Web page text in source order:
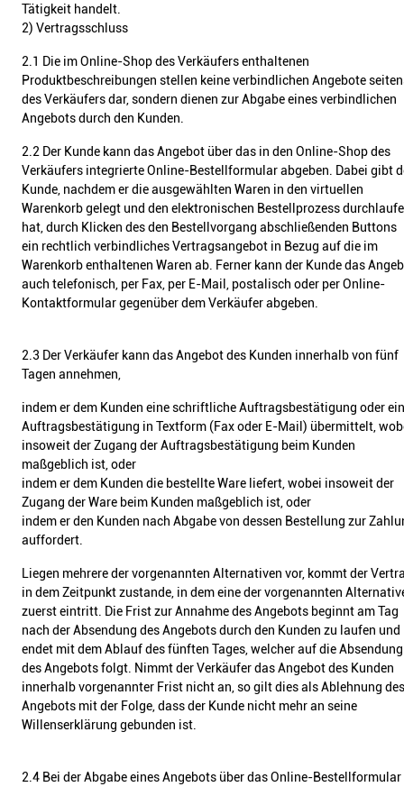
Tätigkeit handelt.
2) Vertragsschluss
2.1 Die im Online-Shop des Verkäufers enthaltenen
Produktbeschreibungen stellen keine verbindlichen Angebote
des Verkäufers dar, sondern dienen zur Abgabe eines verbindlichen
Angebots durch den Kunden.
2.2 Der Kunde kann das Angebot über das in den Online-Shop des
Verkäufers integrierte Online-Bestellformular abgeben. Dabei gibt
Kunde, nachdem er die ausgewählten Waren in den virtuellen
Warenkorb gelegt und den elektronischen Bestellprozess
hat, durch Klicken des den Bestellvorgang abschließenden Buttons
ein rechtlich verbindliches Vertragsangebot in Bezug auf die im
Warenkorb enthaltenen Waren ab. Ferner kann der Kunde das
auch telefonisch, per Fax, per E-Mail, postalisch oder per Online-
Kontaktformular gegenüber dem Verkäufer abgeben.
2.3 Der Verkäufer kann das Angebot des Kunden innerhalb von fünf
Tagen annehmen,
indem er dem Kunden eine schriftliche Auftragsbestätigung oder
Auftragsbestätigung in Textform (Fax oder E-Mail) übermittelt,
insoweit der Zugang der Auftragsbestätigung beim Kunden
maßgeblich ist, oder
indem er dem Kunden die bestellte Ware liefert, wobei insoweit der
Zugang der Ware beim Kunden maßgeblich ist, oder
indem er den Kunden nach Abgabe von dessen Bestellung zur
auffordert.
Liegen mehrere der vorgenannten Alternativen vor, kommt der
in dem Zeitpunkt zustande, in dem eine der vorgenannten
zuerst eintritt. Die Frist zur Annahme des Angebots beginnt am Tag
nach der Absendung des Angebots durch den Kunden zu laufen und
endet mit dem Ablauf des fünften Tages, welcher auf die Absendung
des Angebots folgt. Nimmt der Verkäufer das Angebot des Kunden
innerhalb vorgenannter Frist nicht an, so gilt dies als Ablehnung des
Angebots mit der Folge, dass der Kunde nicht mehr an seine
Willenserklärung gebunden ist.
2.4 Bei der Abgabe eines Angebots über das Online-Bestellformular